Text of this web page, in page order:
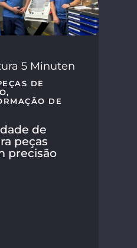
5 Minuten
DE
,
DE
de
peças
precisão